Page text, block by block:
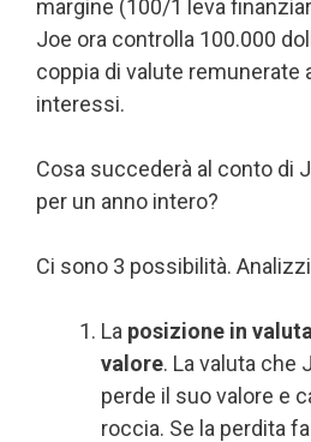
margine (100/1 leva
Joe ora controlla 100.000
coppia di valute remunerate
interessi.
Cosa succederà al conto di
per un anno intero?
Ci sono 3 possibilità.
La posizione in
valore. La valuta che
perde il suo valore e
roccia. Se la perdita